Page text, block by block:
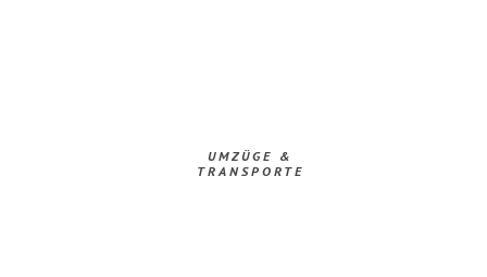
UMZÜGE &
TRANSPORTE